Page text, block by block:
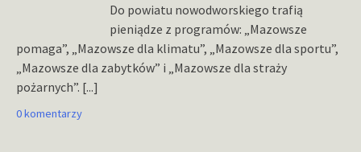
Do powiatu nowodworskiego trafią
pieniądze z programów: „Mazowsze
pomaga”, „Mazowsze dla klimatu”, „Mazowsze dla sportu”,
„Mazowsze dla zabytków” i „Mazowsze dla straży
pożarnych”. [...]
0 komentarzy